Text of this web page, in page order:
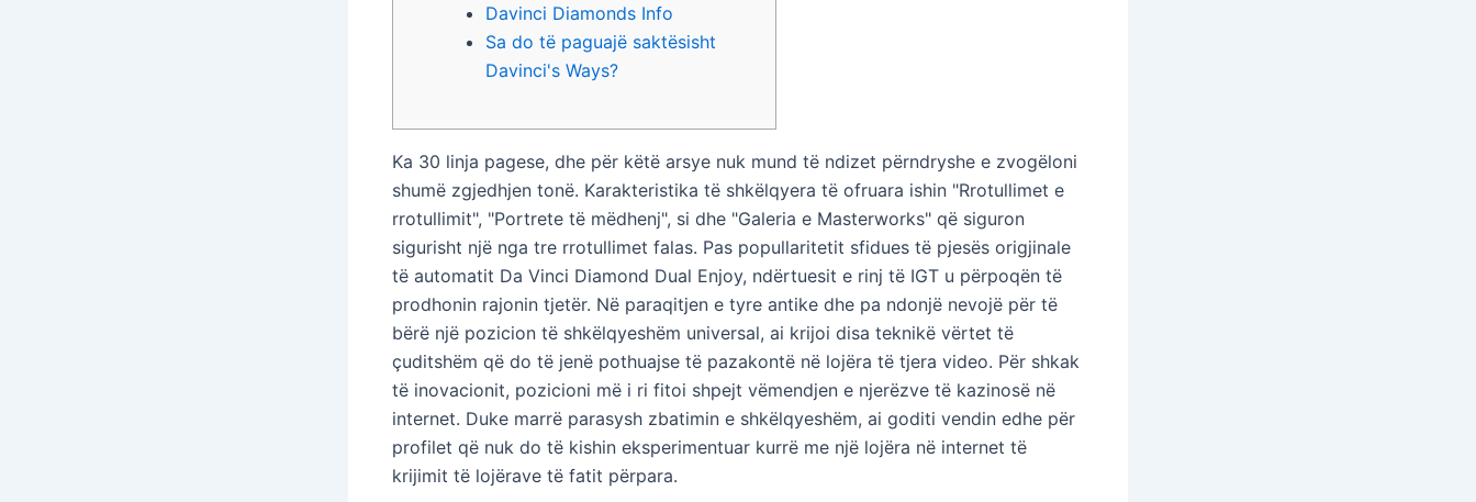
Davinci Diamonds Info
Sa do të paguajë saktësisht
Davinci's Ways?
Ka 30 linja pagese, dhe për këtë arsye nuk mund të ndizet përndryshe e zvogëloni
shumë zgjedhjen tonë. Karakteristika të shkëlqyera të ofruara ishin "Rrotullimet e
rrotullimit", "Portrete të mëdhenj", si dhe "Galeria e Masterworks" që siguron
sigurisht një nga tre rrotullimet falas. Pas popullaritetit sfidues të pjesës origjinale
të automatit Da Vinci Diamond Dual Enjoy, ndërtuesit e rinj të IGT u përpoqën të
prodhonin rajonin tjetër. Në paraqitjen e tyre antike dhe pa ndonjë nevojë për të
bërë një pozicion të shkëlqyeshëm universal, ai krijoi disa teknikë vërtet të
çuditshëm që do të jenë pothuajse të pazakontë në lojëra të tjera video. Për shkak
të inovacionit, pozicioni më i ri fitoi shpejt vëmendjen e njerëzve të kazinosë në
internet. Duke marrë parasysh zbatimin e shkëlqyeshëm, ai goditi vendin edhe për
profilet që nuk do të kishin eksperimentuar kurrë me një lojëra në internet të
krijimit të lojërave të fatit përpara.